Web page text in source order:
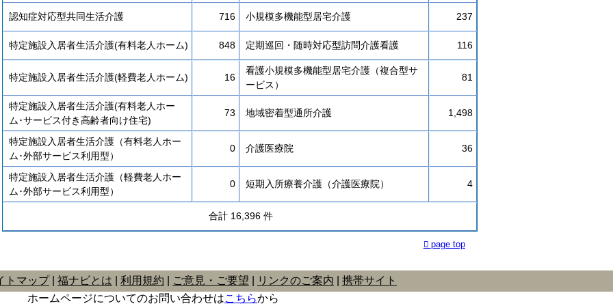
認知症対応型共同生活介護 716 小規模多機能型居宅介護 237
特定施設入居者生活介護(有料老人ホーム) 848 定期巡回・随時対応型訪問介護看護 116
特定施設入居者生活介護(軽費老人ホーム) 16
看護小規模多機能型居宅介護（複合型サ
ービス）
81
特定施設入居者生活介護(有料老人ホー
ム･サービス付き高齢者向け住宅)
73 地域密着型通所介護 1,498
特定施設入居者生活介護（有料老人ホー
ム･外部サービス利用型）
0 介護医療院 36
特定施設入居者生活介護（軽費老人ホー
ム･外部サービス利用型）
0 短期入所療養介護（介護医療院） 4
合計 16,396 件
page top
トマップ 福ナビとは 利用規約 ご意見・ご要望 リンクのご案内
携帯サイト
ホームページについてのお問い合わせはこちらから